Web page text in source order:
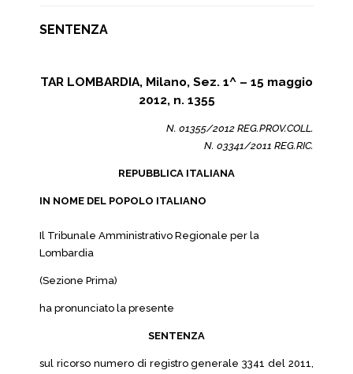
SENTENZA
TAR LOMBARDIA, Milano, Sez. 1^ – 15 maggio
2012, n. 1355
N. 01355/2012 REG.PROV.COLL.
N. 03341/2011 REG.RIC.
REPUBBLICA ITALIANA
IN NOME DEL POPOLO ITALIANO
Il Tribunale Amministrativo Regionale per la
Lombardia
(Sezione Prima)
ha pronunciato la presente
SENTENZA
sul ricorso numero di registro generale 3341 del 2011,